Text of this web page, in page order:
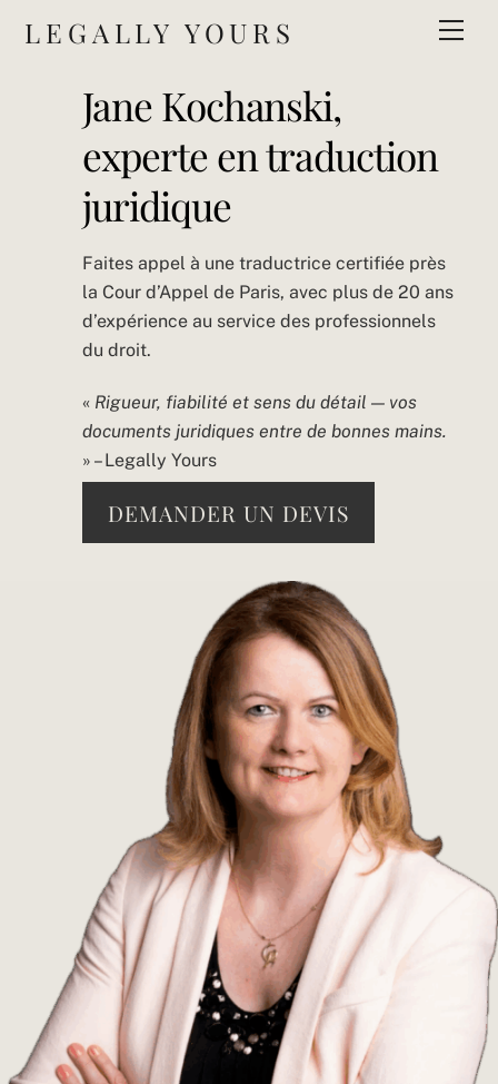
LEGALLY YOURS
Jane Kochanski,
experte en traduction
juridique
Faites appel à une traductrice certifiée près
la Cour d’Appel de Paris, avec plus de 20 ans
d’expérience au service des professionnels
du droit.
« Rigueur, fiabilité et sens du détail — vos
documents juridiques entre de bonnes mains.
» – Legally Yours
DEMANDER UN DEVIS